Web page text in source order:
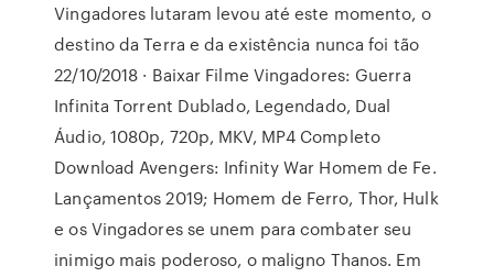
Vingadores lutaram levou até este momento, o
destino da Terra e da existência nunca foi tão
22/10/2018 · Baixar Filme Vingadores: Guerra
Infinita Torrent Dublado, Legendado, Dual
Áudio, 1080p, 720p, MKV, MP4 Completo
Download Avengers: Infinity War Homem de Fe.
Lançamentos 2019; Homem de Ferro, Thor, Hulk
e os Vingadores se unem para combater seu
inimigo mais poderoso, o maligno Thanos. Em